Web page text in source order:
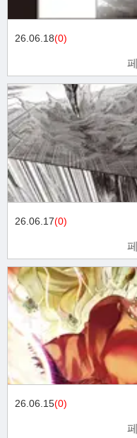
26.06.18(0)
26.06.17(0)
26.06.15(0)